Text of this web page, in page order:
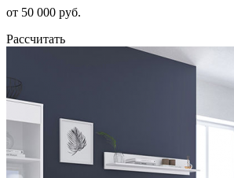
от 50 000 руб.
Рассчитать